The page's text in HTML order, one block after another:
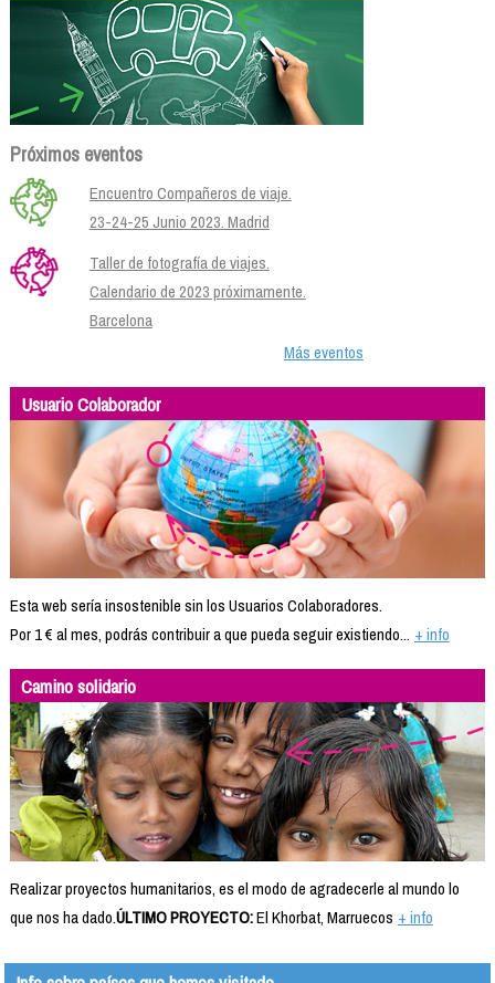
Próximos eventos
Encuentro Compañeros de viaje.
23-24-25 Junio 2023. Madrid
Taller de fotografía de viajes.
Calendario de 2023 próximamente.
Barcelona
Más eventos
Usuario Colaborador
Esta web sería insostenible sin los Usuarios Colaboradores.
Por 1 € al mes, podrás contribuir a que pueda seguir existiendo... + info
Camino solidario
Realizar proyectos humanitarios, es el modo de agradecerle al mundo lo
que nos ha dado.ÚLTIMO PROYECTO:El Khorbat, Marruecos + info